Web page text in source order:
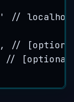
'
//
,
//
// [optional]